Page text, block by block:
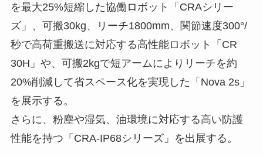
を最大25%短縮した協働ロボット「CRAシリー
ズ」、可搬30kg、リーチ1800mm、関節速度300°/
秒で高荷重搬送に対応する高性能ロボット「CR
30H」や、可搬2kgで短アームによりリーチを約
20%削減して省スペース化を実現した「Nova 2s」
を展示する。
さらに、粉塵や湿気、油環境に対応する高い防護
性能を持つ「CRA-IP68シリーズ」を出展する。